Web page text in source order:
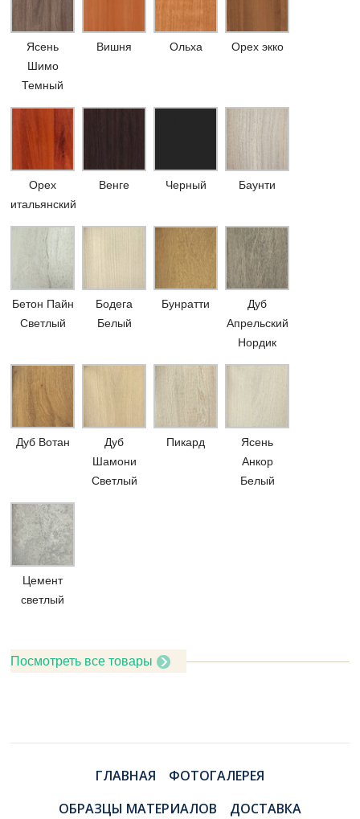
Ясень
Шимо
Темный
Вишня Ольха Орех экко
Орех
итальянский
Венге Черный Баунти
Бетон Пайн
Светлый
Бодега
Белый
Бунратти
Дуб
Апрельский
Нордик
Дуб Вотан
Дуб
Шамони
Светлый
Пикард
Ясень
Анкор
Белый
Цемент
светлый
Посмотреть все товары
ГЛАВНАЯ
ФОТОГАЛЕРЕЯ
ОБРАЗЦЫ МАТЕРИАЛОВ
ДОСТАВКА